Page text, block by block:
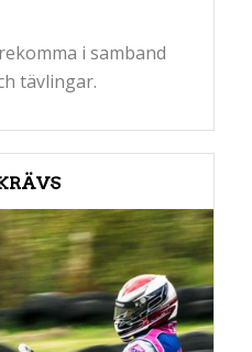
i samband
tävlingar.